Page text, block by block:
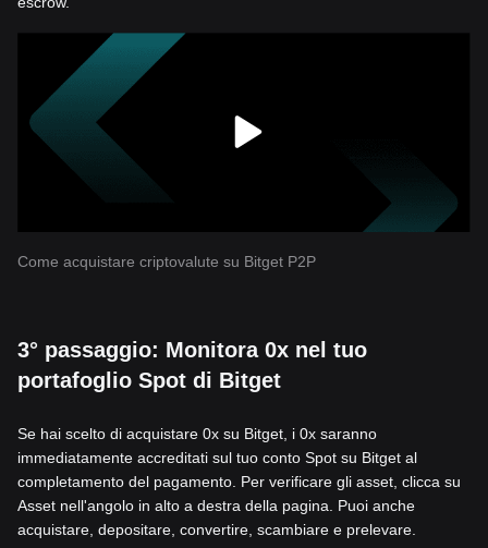
Come acquistare criptovalute su Bitget P2P
3° passaggio: Monitora 0x nel tuo
portafoglio Spot di Bitget
Se hai scelto di acquistare 0x su Bitget, i 0x saranno
immediatamente accreditati sul tuo conto Spot su Bitget al
completamento del pagamento. Per verificare gli asset, clicca su
Asset nell'angolo in alto a destra della pagina. Puoi anche
acquistare, depositare, convertire, scambiare e prelevare.